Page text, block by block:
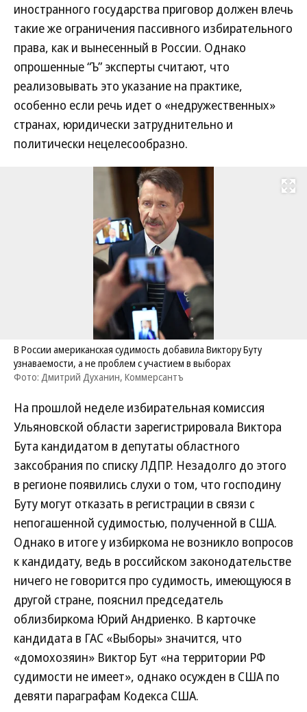
иностранного государства приговор должен влечь
такие же ограничения пассивного избирательного
права, как и вынесенный в России. Однако
опрошенные “Ъ” эксперты считают, что
реализовывать это указание на практике,
особенно если речь идет о «недружественных»
странах, юридически затруднительно и
политически нецелесообразно.
Развернуть
В России американская судимость добавила Виктору Буту
узнаваемости, а не проблем с участием в выборах
Фото: Дмитрий Духанин, Коммерсантъ
На прошлой неделе избирательная комиссия
Ульяновской области зарегистрировала Виктора
Бута кандидатом в депутаты областного
заксобрания по списку ЛДПР. Незадолго до этого
в регионе появились слухи о том, что господину
Буту могут отказать в регистрации в связи с
непогашенной судимостью, полученной в США.
Однако в итоге у избиркома не возникло вопросов
к кандидату, ведь в российском законодательстве
ничего не говорится про судимость, имеющуюся в
другой стране, пояснил председатель
облизбиркома Юрий Андриенко. В карточке
кандидата в ГАС «Выборы» значится, что
«домохозяин» Виктор Бут «на территории РФ
судимости не имеет», однако осужден в США по
девяти параграфам Кодекса США.